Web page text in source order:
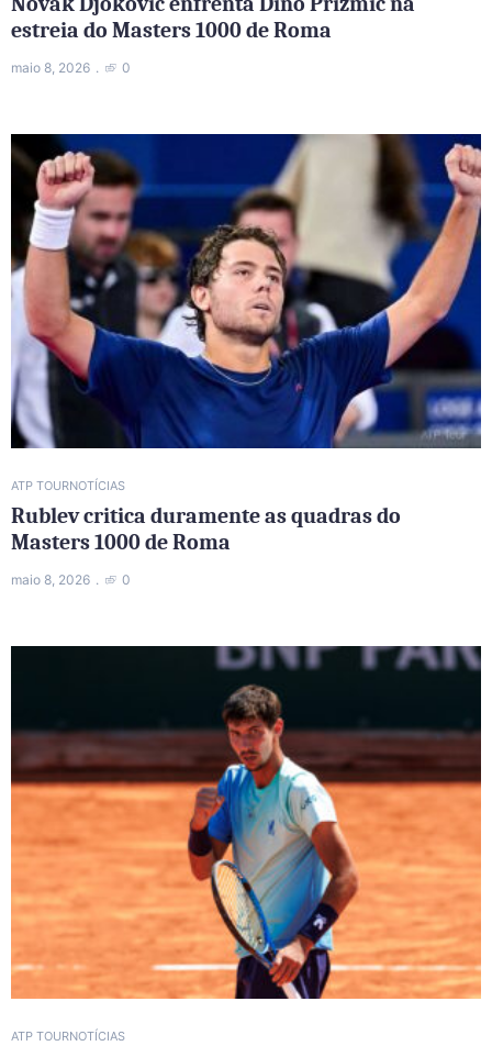
estreia do Masters 1000 de Roma
maio 8, 2026 0
ATP TOURNOTÍCIAS
Rublev critica duramente as quadras do
Masters 1000 de Roma
maio 8, 2026 0
ATP TOURNOTÍCIAS